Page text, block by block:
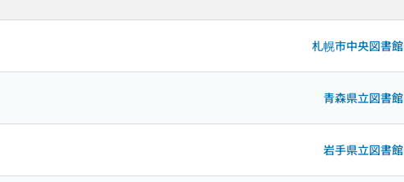
札幌市中央図書
青森県立図書
岩手県立図書